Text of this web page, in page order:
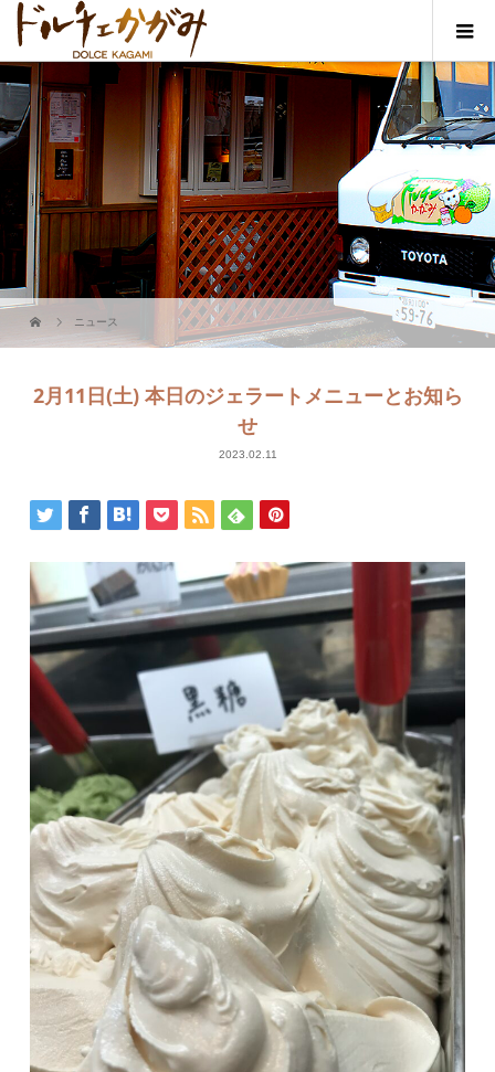
ニュース
2月11日(土) 本日のジェラートメニューとお知ら
せ
2023.02.11